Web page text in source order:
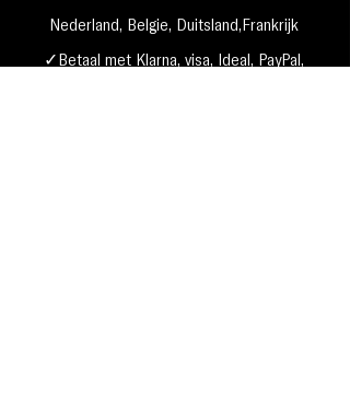
Nederland, België, Duitsland,Frankrijk
✓Betaal met Klarna, visa, Ideal, PayPal,